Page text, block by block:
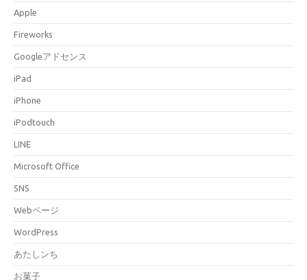
Apple
Fireworks
Googleアドセンス
iPad
iPhone
iPodtouch
LINE
Microsoft Office
SNS
Webページ
WordPress
あたしンち
お菓子